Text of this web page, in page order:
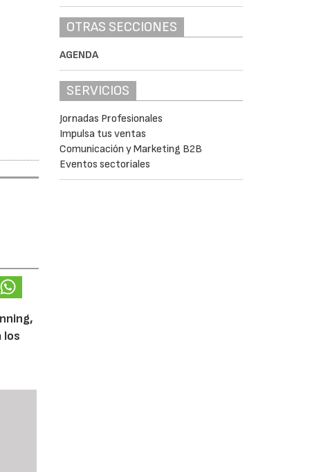
los
OTRAS SECCIONES
AGENDA
SERVICIOS
Jornadas Profesionales
Impulsa tus ventas
Comunicación y Marketing B2B
Eventos sectoriales